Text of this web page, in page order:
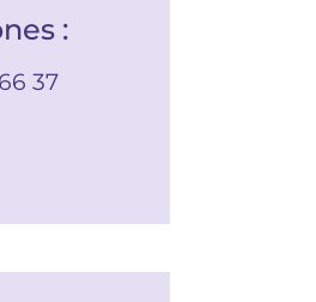
:
37